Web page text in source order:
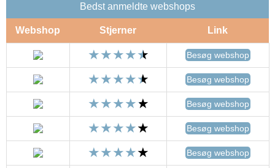
Bedst anmeldte webshops
Webshop Stjerner Link
Besøg webshop
Besøg webshop
Besøg webshop
Besøg webshop
Besøg webshop